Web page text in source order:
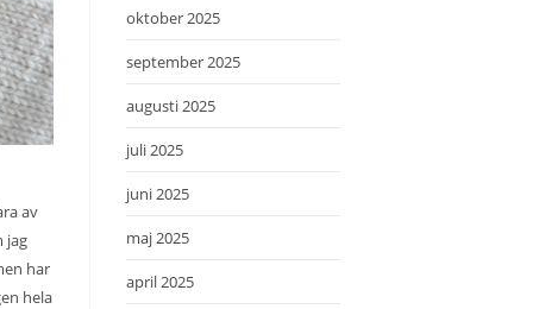
av
jag
har
hela
oktober 2025
september 2025
augusti 2025
juli 2025
juni 2025
maj 2025
april 2025